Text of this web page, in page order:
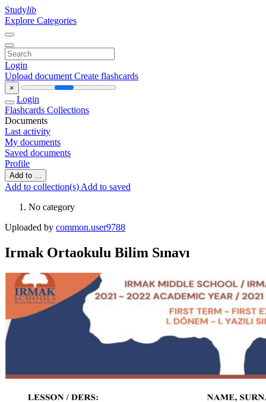
Studylib
Explore Categories
Login
Upload document Create flashcards
×
Login
Flashcards Collections
Documents
Last activity
My documents
Saved documents
Profile
Add to ...
Add to collection(s) Add to saved
No category
Uploaded by common.user9788
Irmak Ortaokulu Bilim Sınavı